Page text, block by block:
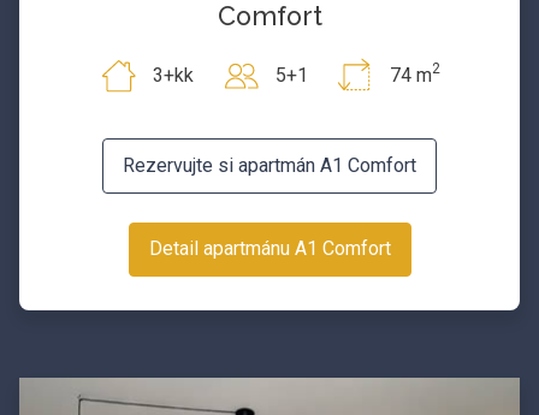
Comfort
3+kk 5+1 74 m2
Rezervujte si apartmán A1 Comfort
Detail apartmánu A1 Comfort